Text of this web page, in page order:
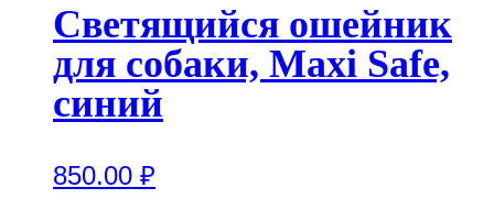
Светящийся ошейник
для собаки, Maxi Safe,
синий
850.00 ₽